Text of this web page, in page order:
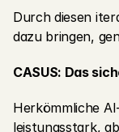
Durch diesen
dazu bringen,
CASUS: Das
Herkömmliche
leistungsstark,